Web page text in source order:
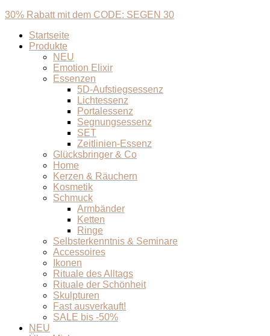
30% Rabatt mit dem CODE: SEGEN 30
Startseite
Produkte
NEU
Emotion Elixir
Essenzen
5D-Aufstiegsessenz
Lichtessenz
Portalessenz
Segnungsessenz
SET
Zeitlinien-Essenz
Glücksbringer & Co
Home
Kerzen & Räuchern
Kosmetik
Schmuck
Armbänder
Ketten
Ringe
Selbsterkenntnis & Seminare
Accessoires
Ikonen
Rituale des Alltags
Rituale der Schönheit
Skulpturen
Fast ausverkauft!
SALE bis -50%
NEU